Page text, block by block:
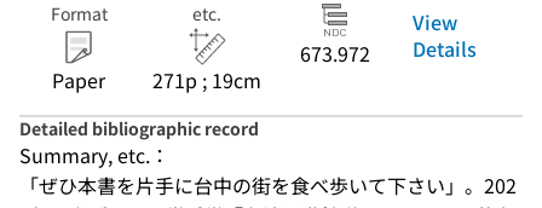
Format
Paper
etc.
271p ; 19cm
673.972
View
Details
Detailed bibliographic record
Summary, etc.：
「ぜひ本書を片手に台中の街を食べ歩いて下さい」。202